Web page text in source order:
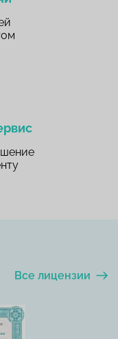
Все лицензии